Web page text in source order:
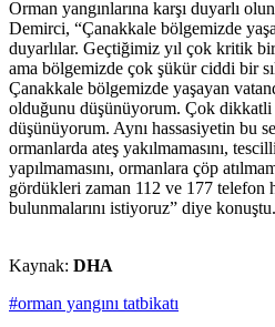
Orman yangınlarına karşı duyarlı
Demirci, “Çanakkale bölgemizde
duyarlılar. Geçtiğimiz yıl çok kritik
ama bölgemizde çok şükür ciddi bir
Çanakkale bölgemizde yaşayan
olduğunu düşünüyorum. Çok dikkatli
düşünüyorum. Aynı hassasiyetin bu
ormanlarda ateş yakılmamasını,
yapılmamasını, ormanlara çöp
gördükleri zaman 112 ve 177 telefon
bulunmalarını istiyoruz” diye
Kaynak: DHA
#orman yangını tatbikatı